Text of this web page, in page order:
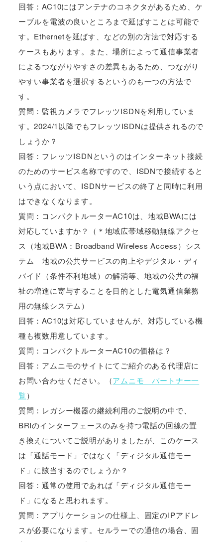
回答：AC10にはアンテナのコネクタがあるため、ケ
ーブルを電波の良いところまで延ばすことは可能で
す。Ethernetを延ばす、などの別の方法で対応する
ケースもあります。また、場所によって通信事業者
によるつながりやすさの差異もあるため、つながり
やすい事業者を選択するというのも一つの方法で
す。
質問：監視カメラでフレッツISDNを利用していま
す。2024/1以降でもフレッツISDNは提供されるので
しょうか？
回答：フレッツISDNというのはインターネット接続
のためのサービス名称ですので、ISDNで接続すると
いう点において、ISDNサービスの終了と同時に利用
はできなくなります。
質問：コンパクトルーターAC10は、地域BWAには
対応していますか？（＊地域広帯域移動無線アクセ
ス（地域BWA：Broadband Wireless Access）シス
テム 地域の公共サービスの向上やデジタル・ディ
バイド（条件不利地域）の解消等、地域の公共の福
祉の増進に寄与することを目的とした電気通信業務
用の無線システム）
回答：AC10は対応していませんが、対応している機
種も複数用意しています。
質問：コンパクトルーターAC10の価格は？
回答：アムニモのサイトにてご紹介のある代理店に
お問い合わせください。（アムニモ パートナー一
覧）
質問：レガシー機器の継続利用のご説明の中で、
BRIのインターフェースのみを持つ電話の回線の置
き換えについてご説明がありましたが、このケース
は「通話モード」ではなく「ディジタル通信モー
ド」に該当するのでしょうか？
回答：通常の使用であれば「ディジタル通信モー
ド」になると思われます。
質問：アプリケーションの仕様上、固定のIPアドレ
スが必要になります。セルラーでの通信の場合、固